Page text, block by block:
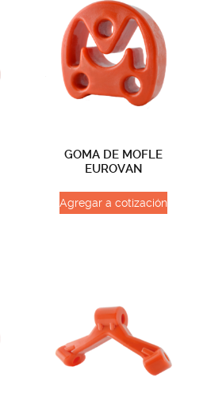
GOMA DE MOFLE
EUROVAN
Agregar a cotización